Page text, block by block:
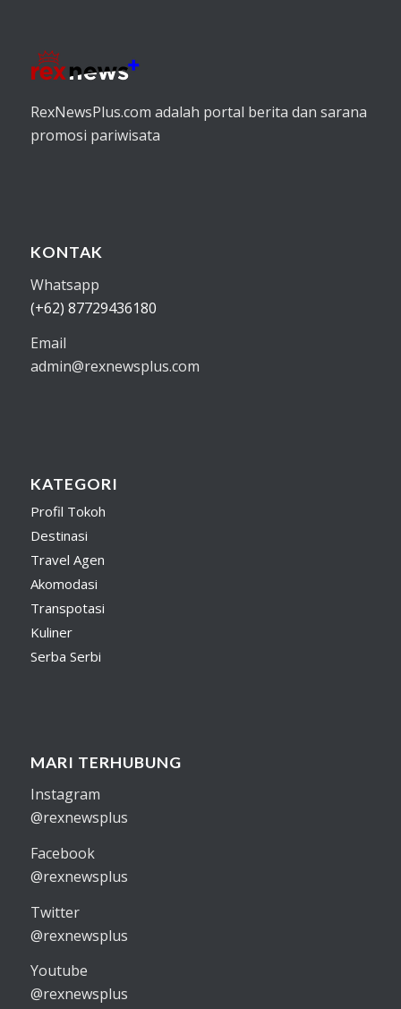
RexNewsPlus.com adalah portal berita dan sarana
promosi pariwisata
KONTAK
Whatsapp
(+62) 87729436180
Email
admin@rexnewsplus.com
KATEGORI
Profil Tokoh
Destinasi
Travel Agen
Akomodasi
Transpotasi
Kuliner
Serba Serbi
MARI TERHUBUNG
Instagram
@rexnewsplus
Facebook
@rexnewsplus
Twitter
@rexnewsplus
Youtube
@rexnewsplus